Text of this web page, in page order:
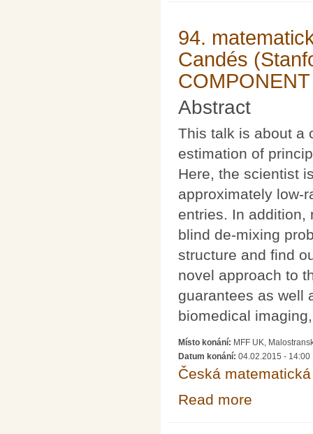
94.
Candés
Abstract
This talk is about a
estimation of
Here, the scientist
approximately low-
entries. In addition,
blind de-mixing
structure and find
novel approach to
guarantees as well
biomedical
Místo konání: MFF UK,
Datum konání: 04.02.2015 - 14:00
Česká
Read more